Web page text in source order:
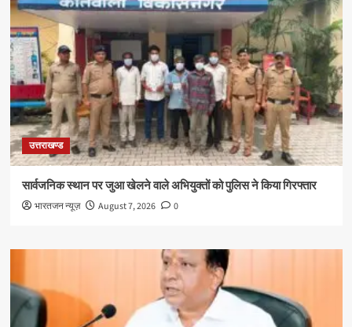
उत्तराखण्ड
सार्वजनिक स्थान पर जुआ खेलने वाले अभियुक्तों को पुलिस ने किया गिरफ्तार
भारतजन न्यूज़ August 7, 2026 0